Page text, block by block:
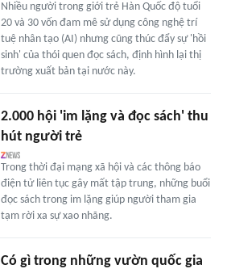
Nhiều người trong giới trẻ Hàn Quốc độ tuổi
20 và 30 vốn đam mê sử dụng công nghệ trí
tuệ nhân tạo (AI) nhưng cũng thúc đẩy sự 'hồi
sinh' của thói quen đọc sách, định hình lại thị
trường xuất bản tại nước này.
2.000 hội 'im lặng và đọc sách' thu
hút người trẻ
Trong thời đại mạng xã hội và các thông báo
điện tử liên tục gây mất tập trung, những buổi
đọc sách trong im lặng giúp người tham gia
tạm rời xa sự xao nhãng.
Có gì trong những vườn quốc gia